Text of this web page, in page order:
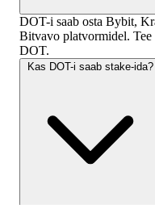
DOT-i saab osta Bybit,
Bitvavo platvormidel. Tee
DOT.
Kas DOT-i saab stake-ida?